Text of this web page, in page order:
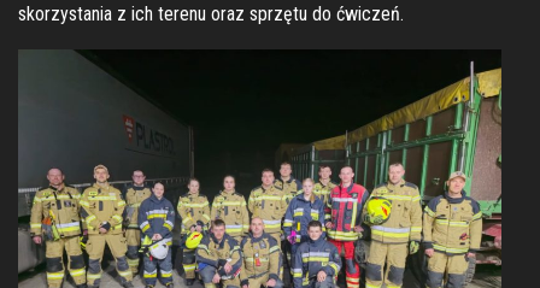
skorzystania z ich terenu oraz sprzętu do ćwiczeń.